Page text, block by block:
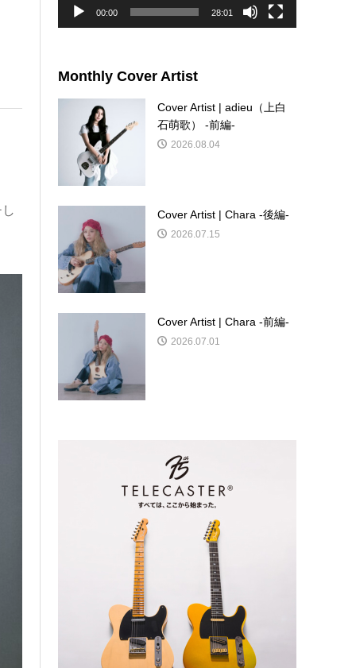
00:00 28:01
Monthly Cover Artist
Cover Artist | adieu（上白
石萌歌） -前編-
2026.08.04
Cover Artist | Chara -後編-
2026.07.15
Cover Artist | Chara -前編-
2026.07.01